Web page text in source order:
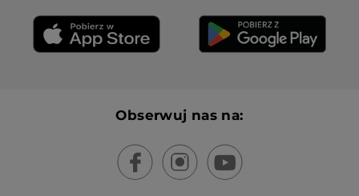
Obserwuj nas na: